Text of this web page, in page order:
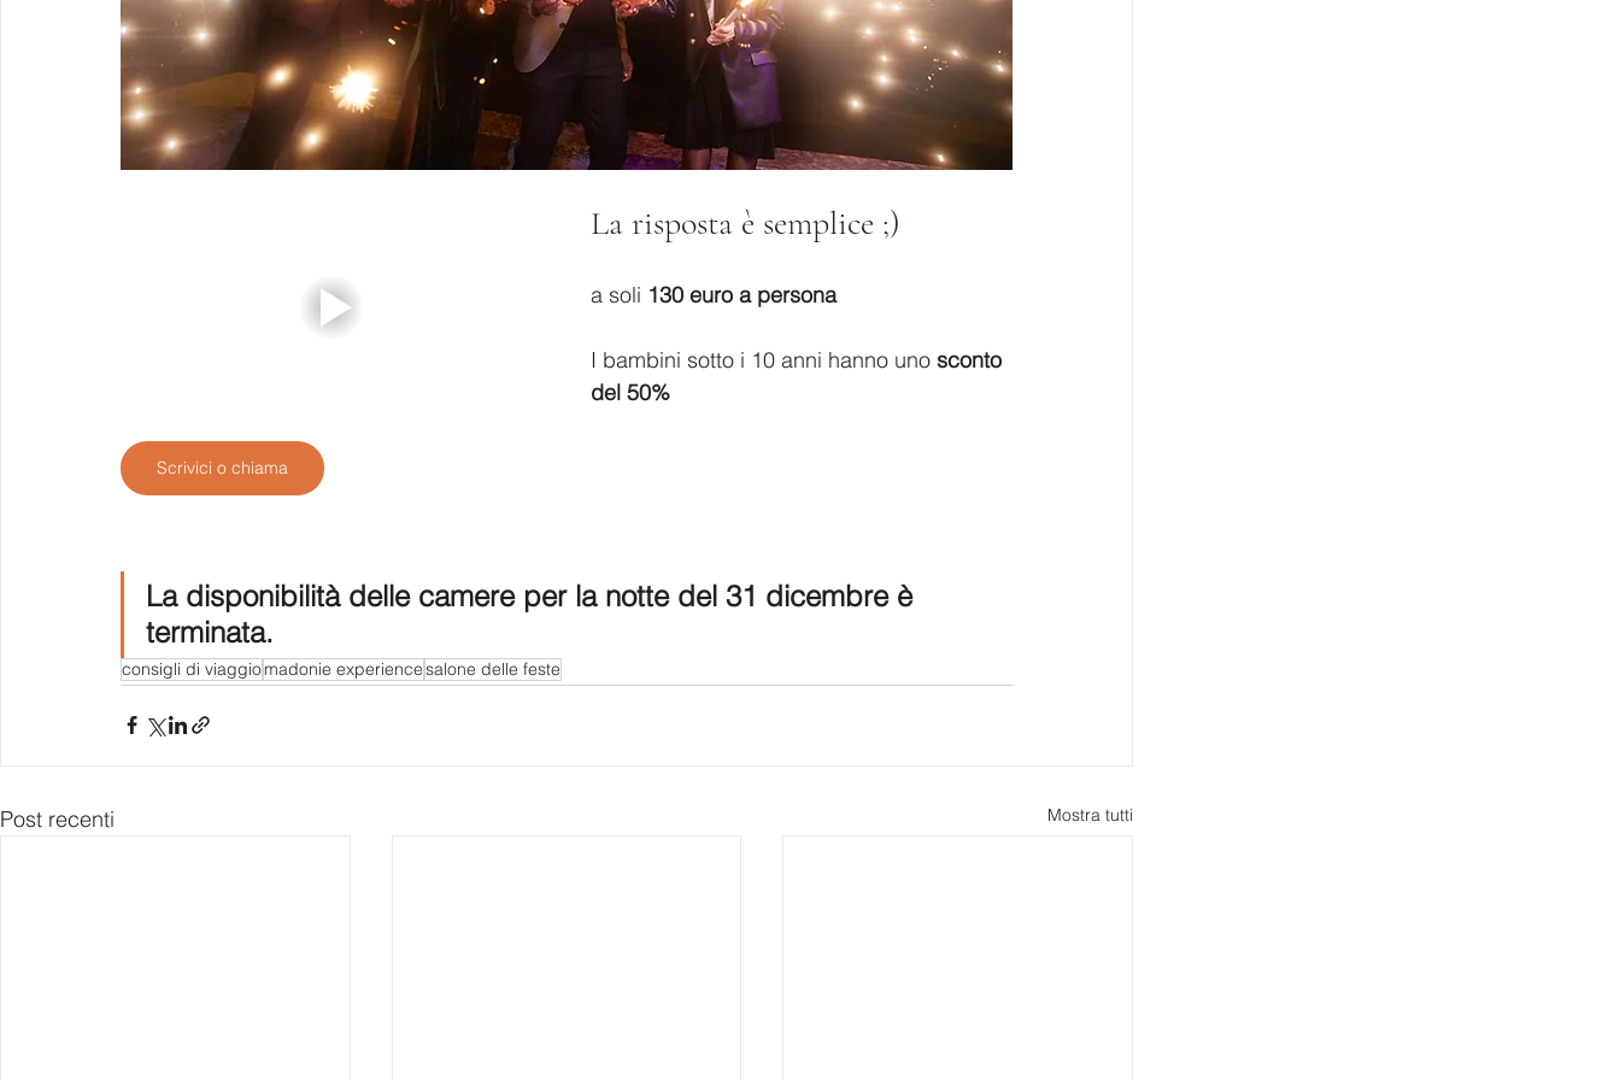
La risposta è semplice ;)
a soli 130 euro a persona
I bambini sotto i 10 anni hanno uno sconto
del 50%
Scrivici o chiama
La disponibilità delle camere per la notte del 31 dicembre è
terminata.
consigli di viaggiomadonie experiencesalone delle feste
Post recenti Mostra tutti